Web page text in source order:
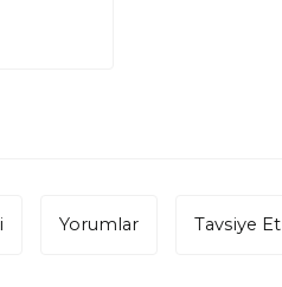
Yorumlar Tavsiye Et